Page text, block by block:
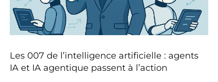
Les 007 de l’intelligence artificielle : agents
IA et IA agentique passent à l’action